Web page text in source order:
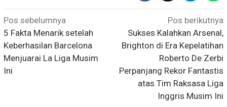
Navigasi
pos
Pos sebelumnya
5 Fakta Menarik setelah
Keberhasilan Barcelona
Menjuarai La Liga Musim
Ini
Pos berikutnya
Sukses Kalahkan Arsenal,
Brighton di Era Kepelatihan
Roberto De Zerbi
Perpanjang Rekor Fantastis
atas Tim Raksasa Liga
Inggris Musim Ini